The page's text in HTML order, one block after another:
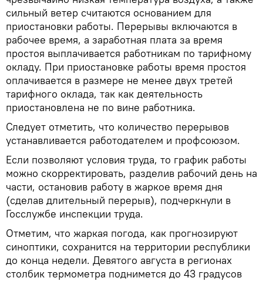
сильный ветер считаются основанием для
приостановки работы. Перерывы включаются в
рабочее время, а заработная плата за время
простоя выплачивается работникам по тарифному
окладу. При приостановке работы время простоя
оплачивается в размере не менее двух третей
тарифного оклада, так как деятельность
приостановлена не по вине работника.
Следует отметить, что количество перерывов
устанавливается работодателем и профсоюзом.
Если позволяют условия труда, то график работы
можно скорректировать, разделив рабочий день на
части, остановив работу в жаркое время дня
(сделав длительный перерыв), подчеркнули в
Госслужбе инспекции труда.
Отметим, что жаркая погода, как прогнозируют
синоптики, сохранится на территории республики
до конца недели. Девятого августа в регионах
столбик термометра поднимется до 43 градусов